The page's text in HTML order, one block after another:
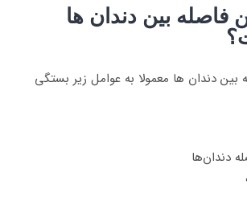
فاصله بین دندان ها
بین دندان ها معمولا به عوامل زیر بستگی
دندان‌ها